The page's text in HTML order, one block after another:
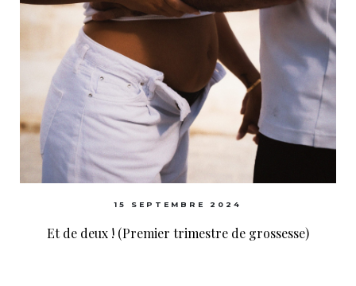
15 SEPTEMBRE 2024
Et de deux ! (Premier trimestre de grossesse)